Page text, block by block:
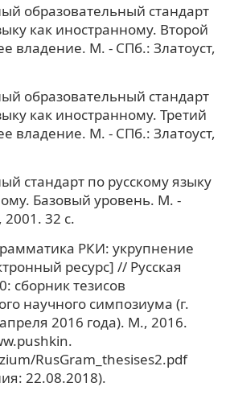
образовательный стандарт
как иностранному. Второй
владение. М. - СПб.: Златоуст,
образовательный стандарт
как иностранному. Третий
владение. М. - СПб.: Златоуст,
стандарт по русскому языку
Базовый уровень. М. -
2001. 32 с.
РКИ: укрупнение
ресурс] // Русская
сборник тезисов
научного симпозиума (г.
2016 года). М., 2016.
RusGram_thesises2.pdf
22.08.2018).